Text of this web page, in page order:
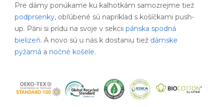
Pre dámy ponúkame ku kalhotkám samozrejme tiež
podprsenky, obľúbené sú napríklad s košíčkami push-
up. Páni si prídu na svoje v sekcii pánska spodná
bielizeň. A novo sú u nás k dostaniu tiež dámske
pyžamá a nočné košele.